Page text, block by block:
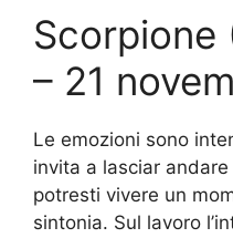
– 21
Le emozioni sono
invita a lasciar
potresti vivere un
sintonia. Sul lavoro